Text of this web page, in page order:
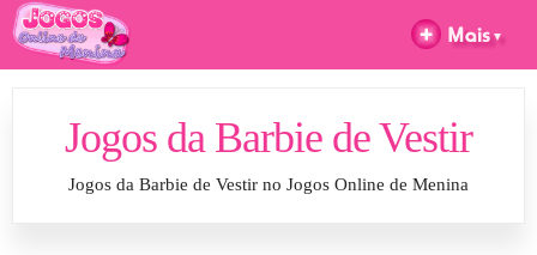
Jogos da Barbie de Vestir
Jogos da Barbie de Vestir no Jogos Online de Menina